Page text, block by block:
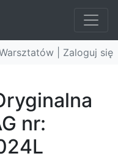
| Zaloguj się
nr: